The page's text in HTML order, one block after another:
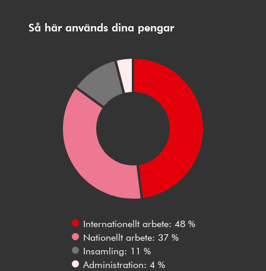
Så här används dina pengar
Internationellt arbete: 48 %
Nationellt arbete: 37 %
Insamling: 11 %
Administration: 4 %